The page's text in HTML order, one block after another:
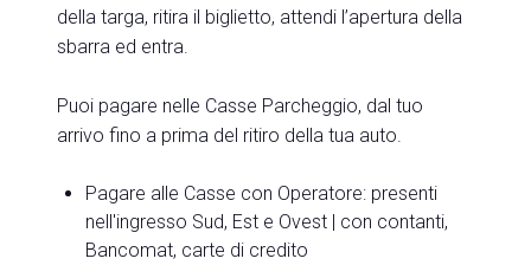
della targa, ritira il biglietto, attendi l’apertura della
sbarra ed entra.
Puoi pagare nelle Casse Parcheggio, dal tuo
arrivo fino a prima del ritiro della tua auto.
Pagare alle Casse con Operatore: presenti
nell'ingresso Sud, Est e Ovest | con contanti,
Bancomat, carte di credito